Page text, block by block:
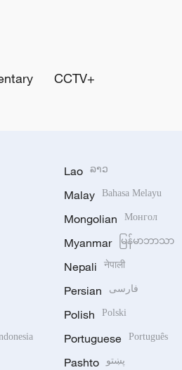
CCTV+
Lao ລາວ
Malay Bahasa Melayu
Mongolian Монгол
Myanmar မြန်မာဘာသာ
Nepali नेपाली
Persian فارسی
Polish Polski
Portuguese Português
Pashto پښتو